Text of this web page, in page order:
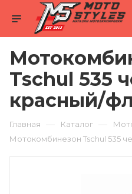
Tschul 535
красный/
Главная — Каталог —
Мотокомбинезон Tschul 535